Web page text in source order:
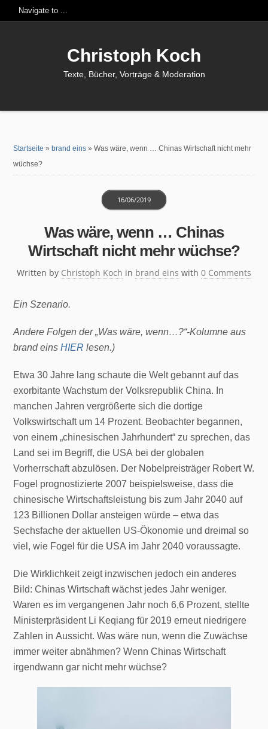
Christoph Koch
Texte, Bücher, Vorträge & Moderation
Startseite » brand eins »Was wäre, wenn … Chinas Wirtschaft nicht mehr
wüchse?
Was wäre, wenn … Chinas
Wirtschaft nicht mehr wüchse?
Written by Christoph Koch
16/06/2019
in brand eins with 0 Comments
Ein Szenario.
Andere Folgen der „Was wäre, wenn…?“-Kolumne aus
brand einsHIER lesen.)
Etwa 30 Jahre lang schaute die Welt gebannt auf das
exorbitante Wachstum der Volksrepublik China. In
manchen Jahren vergrößerte sich die dortige
Volkswirtschaft um 14 Prozent. Beobachter begannen,
von einem „chinesischen Jahrhundert“ zu sprechen, das
Land sei im Begriff, die USA bei der globalen
Vorherrschaft abzulösen. Der Nobelpreisträger Robert W.
Fogel prognostizierte 2007 beispielsweise, dass die
chinesische Wirtschaftsleistung bis zum Jahr 2040 auf
123 Billionen Dollar ansteigen würde – etwa das
Sechsfache der aktuellen US-Ökonomie und dreimal so
viel, wie Fogel für die USA im Jahr 2040 voraussagte.
Die Wirklichkeit zeigt inzwischen jedoch ein anderes
Bild: Chinas Wirtschaft wächst jedes Jahr weniger.
Waren es im vergangenen Jahr noch 6,6 Prozent, stellte
Ministerpräsident Li Keqiang für 2019 erneut niedrigere
Zahlen in Aussicht. Was wäre nun, wenn die Zuwächse
immer weiter abnähmen? Wenn Chinas Wirtschaft
irgendwann gar nicht mehr wüchse?